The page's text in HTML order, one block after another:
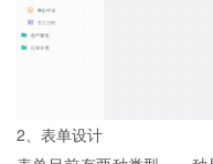
2、表单设计